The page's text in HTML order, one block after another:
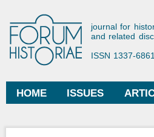
Forum
journal for
and related
ISSN 1337-6861
Main menu
HOME ISSUES